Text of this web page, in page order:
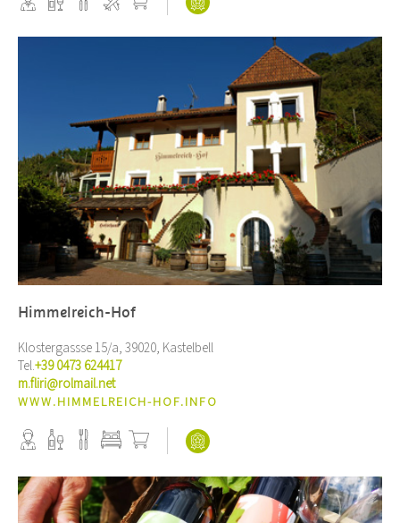
Himmelreich-Hof
Klostergassse 15/a, 39020, Kastelbell
Tel.+39 0473 624417
m.fliri@rolmail.net
WWW.HIMMELREICH-HOF.INFO